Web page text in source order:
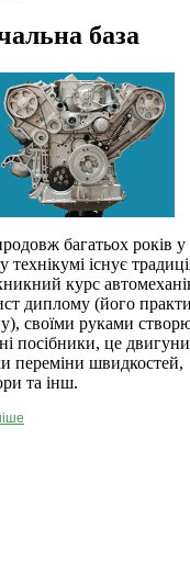
база
багатьох років у
існує
курс
диплому (його
своїми руками
посібники, це
переміни швидкостей,
та інш.